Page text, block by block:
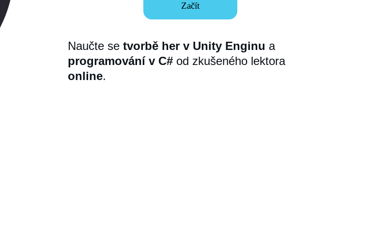
Naučte se tvorbě her v Unity Enginu a
programování v C# od zkušeného lektora
online.
Začít